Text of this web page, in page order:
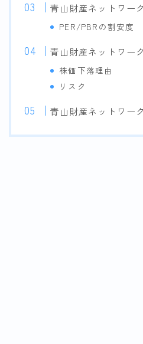
青山財産ネットワー
PER/PBRの割安度
青山財産ネットワー
株価下落理由
リスク
青山財産ネットワー